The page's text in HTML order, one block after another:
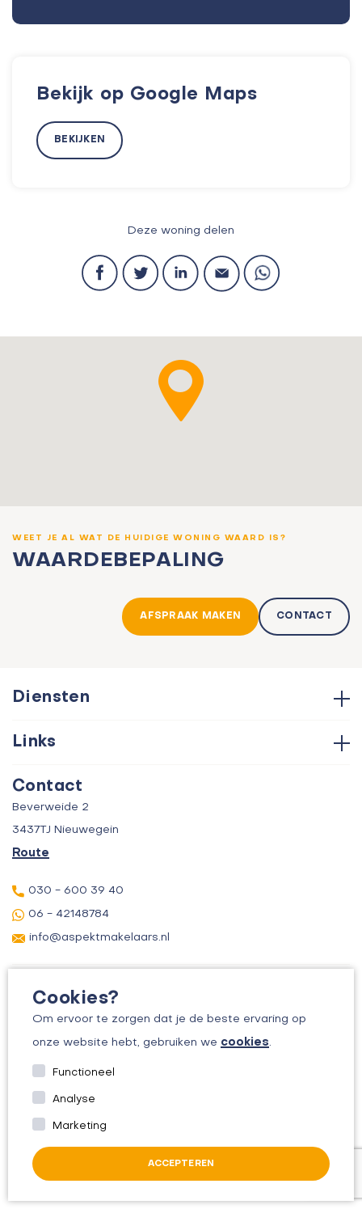
Bekijk op Google Maps
BEKIJKEN
Deze woning delen
WEET JE AL WAT DE HUIDIGE WONING WAARD IS?
WAARDEBEPALING
AFSPRAAK MAKEN CONTACT
Cookies?
Om ervoor te zorgen dat je de beste ervaring op
onze website hebt, gebruiken we cookies.
Functioneel
Analyse
Marketing
ACCEPTEREN
Diensten
Aankoop
Taxatie
Verhuur
Links
Over ons
Contact
Beverweide 2
3437TJ Nieuwegein
Route
030 - 600 39 40
06 - 42148784
info@aspektmakelaars.nl